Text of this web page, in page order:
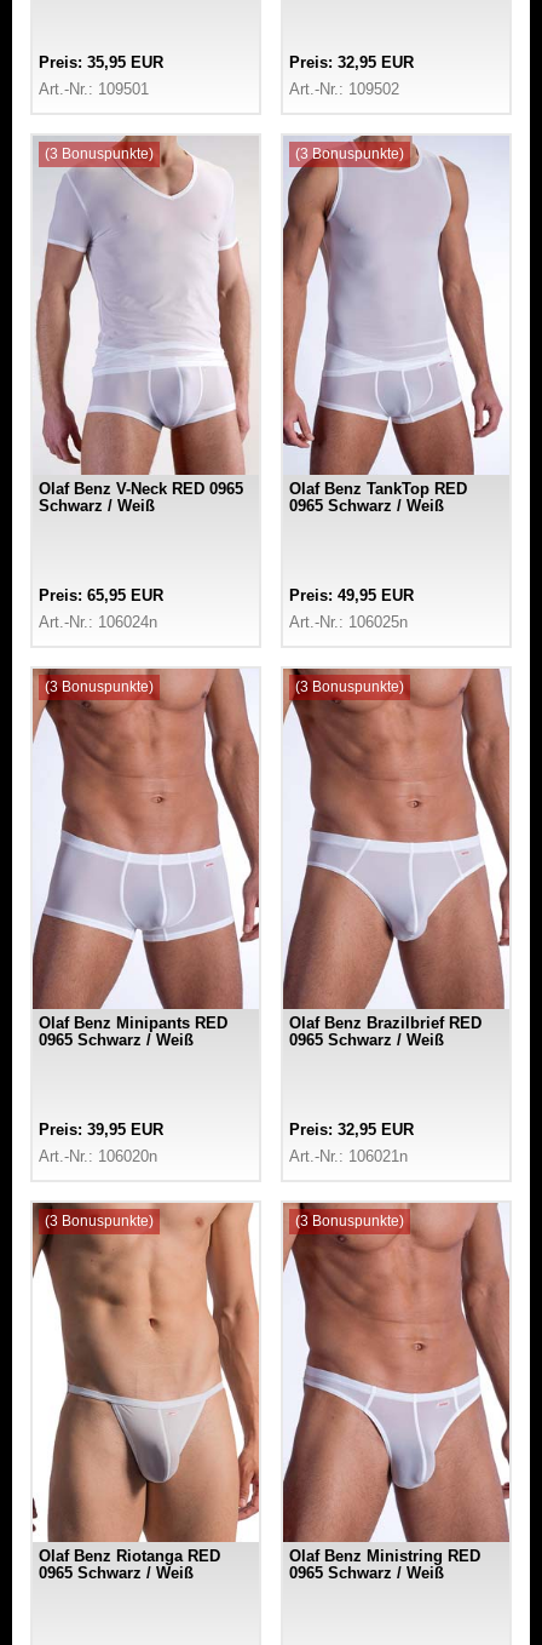
Preis: 35,95 EUR
Art.-Nr.: 109501
Preis: 32,95 EUR
Art.-Nr.: 109502
(3 Bonuspunkte)
Olaf Benz V-Neck RED 0965
Schwarz / Weiß
Preis: 65,95 EUR
Art.-Nr.: 106024n
(3 Bonuspunkte)
Olaf Benz TankTop RED
0965 Schwarz / Weiß
Preis: 49,95 EUR
Art.-Nr.: 106025n
(3 Bonuspunkte)
Olaf Benz Minipants RED
0965 Schwarz / Weiß
Preis: 39,95 EUR
Art.-Nr.: 106020n
(3 Bonuspunkte)
Olaf Benz Brazilbrief RED
0965 Schwarz / Weiß
Preis: 32,95 EUR
Art.-Nr.: 106021n
(3 Bonuspunkte)
Olaf Benz Riotanga RED
0965 Schwarz / Weiß
(3 Bonuspunkte)
Olaf Benz Ministring RED
0965 Schwarz / Weiß